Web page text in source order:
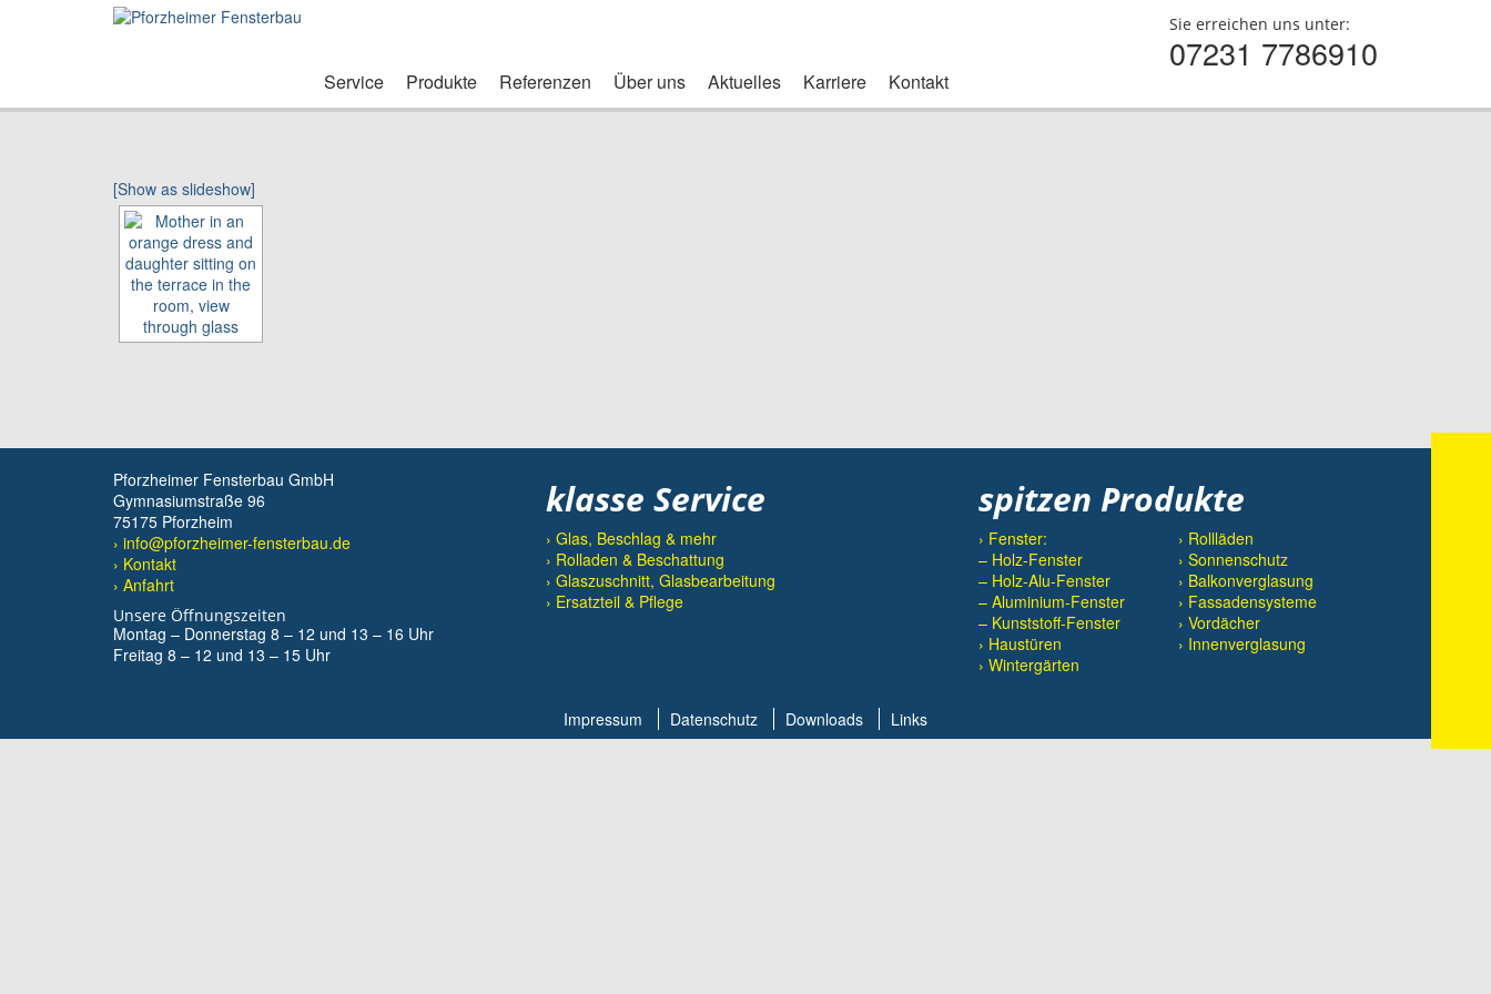
Sie erreichen uns unter:
07231 7786910
Service Produkte Referenzen Über uns Aktuelles Karriere Kontakt
[Show as slideshow]
Pforzheimer Fensterbau GmbH
Gymnasiumstraße 96
75175 Pforzheim
› info@pforzheimer-fensterbau.de
› Kontakt
› Anfahrt
Unsere Öffnungszeiten
Montag – Donnerstag 8 – 12 und 13 – 16 Uhr
Freitag 8 – 12 und 13 – 15 Uhr
klasse Service
› Glas, Beschlag & mehr
› Rolladen & Beschattung
› Glaszuschnitt, Glasbearbeitung
› Ersatzteil & Pflege
spitzen Produkte
› Fenster:
– Holz-Fenster
– Holz-Alu-Fenster
– Aluminium-Fenster
– Kunststoff-Fenster
› Haustüren
› Wintergärten
› Rollläden
› Sonnenschutz
› Balkonverglasung
› Fassadensysteme
› Vordächer
› Innenverglasung
Impressum Datenschutz Downloads Links